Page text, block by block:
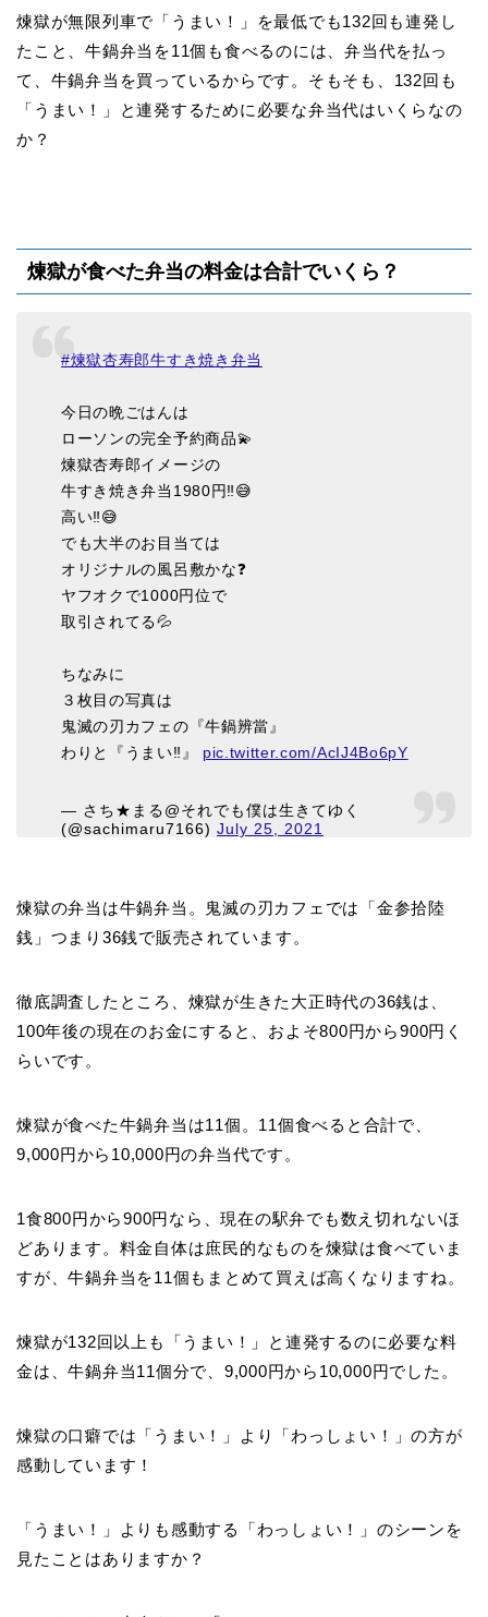
煉獄が無限列車で「うまい！」を最低でも132回も連発し
たこと、牛鍋弁当を11個も食べるのには、弁当代を払っ
て、牛鍋弁当を買っているからです。そもそも、132回も
「うまい！」と連発するために必要な弁当代はいくらなの
か？
煉獄が食べた弁当の料金は合計でいくら？
#煉獄杏寿郎牛すき焼き弁当
今日の晩ごはんは
ローソンの完全予約商品💫
煉獄杏寿郎イメージの
牛すき焼き弁当1980円‼️😅
高い‼️😅
でも大半のお目当ては
オリジナルの風呂敷かな❓
ヤフオクで1000円位で
取引されてる💦
ちなみに
３枚目の写真は
鬼滅の刃カフェの『牛鍋辨當』
わりと『うまい‼️』 pic.twitter.com/AcIJ4Bo6pY
— さち★まる@それでも僕は生きてゆく
(@sachimaru7166)July 25, 2021
煉獄の弁当は牛鍋弁当。鬼滅の刃カフェでは「金参拾陸
銭」つまり36銭で販売されています。
徹底調査したところ、煉獄が生きた大正時代の36銭は、
100年後の現在のお金にすると、およそ800円から900円く
らいです。
煉獄が食べた牛鍋弁当は11個。11個食べると合計で、
9,000円から10,000円の弁当代です。
1食800円から900円なら、現在の駅弁でも数え切れないほ
どあります。料金自体は庶民的なものを煉獄は食べていま
すが、牛鍋弁当を11個もまとめて買えば高くなりますね。
煉獄が132回以上も「うまい！」と連発するのに必要な料
金は、牛鍋弁当11個分で、9,000円から10,000円でした。
煉獄の口癖では「うまい！」より「わっしょい！」の方が
感動しています！
「うまい！」よりも感動する「わっしょい！」のシーンを
見たことはありますか？